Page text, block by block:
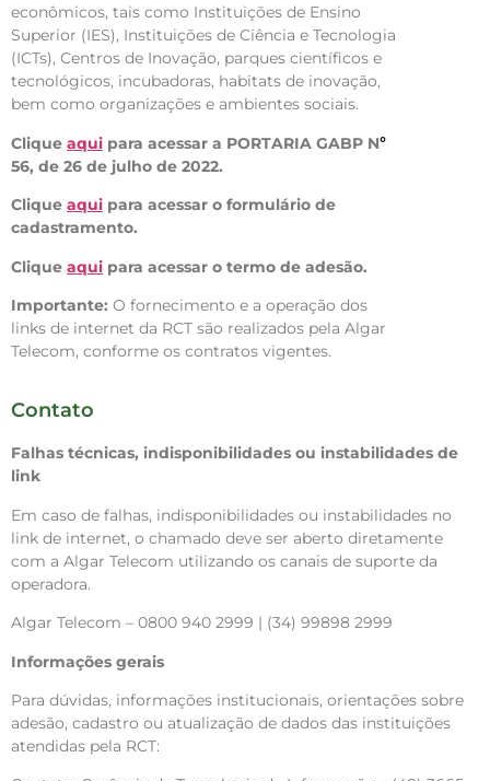
econômicos, tais como Instituições de Ensino
Superior (IES), Instituições de Ciência e Tecnologia
(ICTs), Centros de Inovação, parques científicos e
tecnológicos, incubadoras, habitats de inovação,
bem como organizações e ambientes sociais.
Clique aqui para acessar a PORTARIA GABP N°
56, de 26 de julho de 2022.
Clique aqui para acessar o formulário de
cadastramento.
Clique aqui para acessar o termo de adesão.
Importante: O fornecimento e a operação dos
links de internet da RCT são realizados pela Algar
Telecom, conforme os contratos vigentes.
Contato
Falhas técnicas, indisponibilidades ou instabilidades de
link
Em caso de falhas, indisponibilidades ou instabilidades no
link de internet, o chamado deve ser aberto diretamente
com a Algar Telecom utilizando os canais de suporte da
operadora.
Algar Telecom – 0800 940 2999 | (34) 99898 2999
Informações gerais
Para dúvidas, informações institucionais, orientações sobre
adesão, cadastro ou atualização de dados das instituições
atendidas pela RCT: